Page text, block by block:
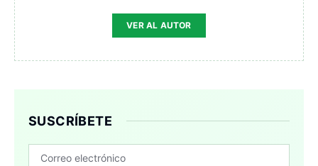
VER AL AUTOR
SUSCRÍBETE